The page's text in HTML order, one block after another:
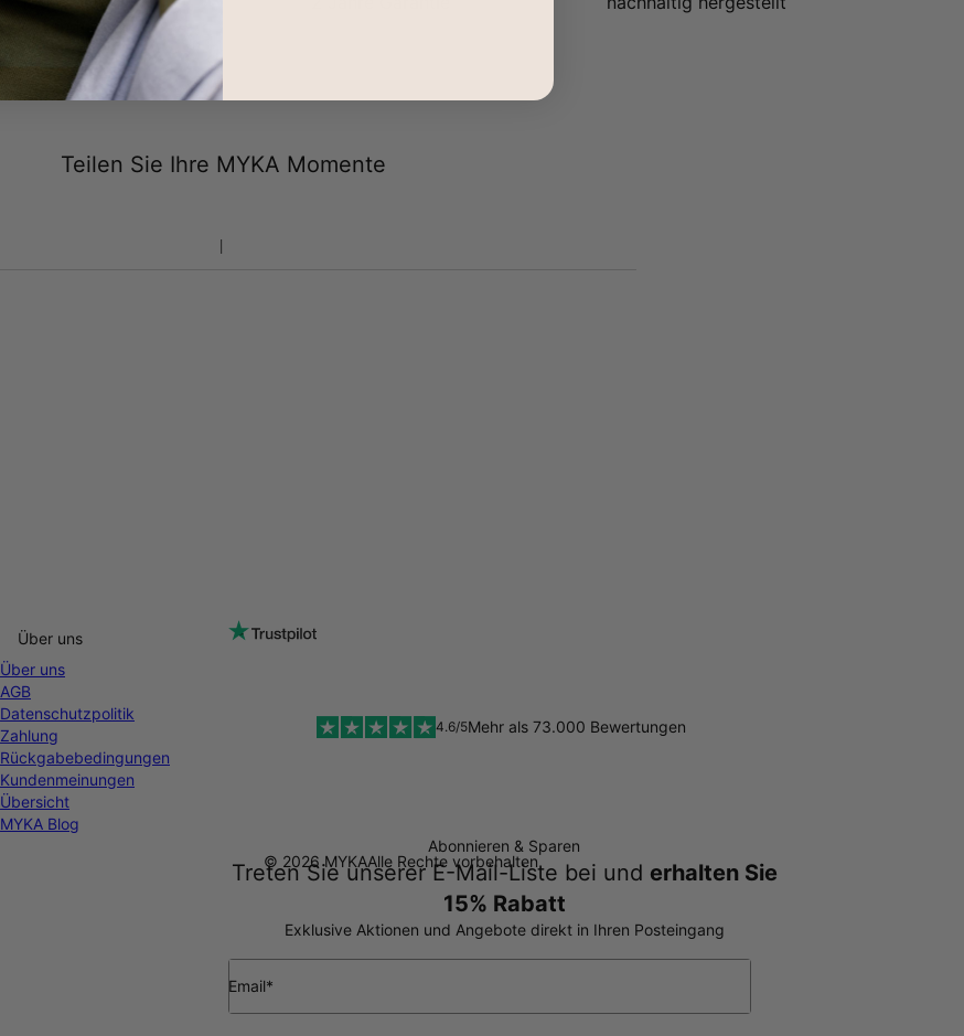
Rücksendungen
Teilen Sie Ihre MYKA Momente
Abonnieren & Sparen
Treten Sie unserer E-Mail-Liste bei und erhalten Sie
15% Rabatt
Exklusive Aktionen und Angebote direkt in Ihren Posteingang
Email*
Über uns
Über uns
AGB
Datenschutzpolitik
Zahlung
Rückgabebedingungen
Kundenmeinungen
Übersicht
MYKA Blog
4.6/5Mehr als 73.000 Bewertungen
© 2026 MYKAAlle Rechte vorbehalten